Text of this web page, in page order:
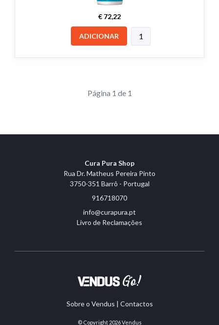
€ 72,22
ADICIONAR
Página 1 de 1
Cura Pura Shop
Rua Dr. Matheus Pereira Pinto
3750-351 Barrô - Portugal
916718070
info@curapura.pt
Livro de Reclamações
Sobre o Vendus | Contactos
© Copyright 2026Vendus